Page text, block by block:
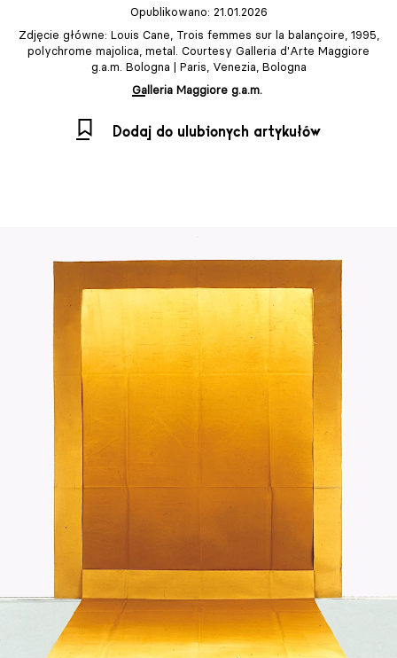
Opublikowano: 21.01.2026
Zdjęcie główne: Louis Cane, Trois femmes sur la balançoire, 1995,
polychrome majolica, metal. Courtesy Galleria d'Arte Maggiore
g.a.m. Bologna | Paris, Venezia, Bologna
Galleria Maggiore g.a.m.
Dodaj do ulubionych artykułów